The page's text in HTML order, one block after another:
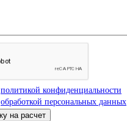
политикой конфиденциальности
обработкой персональных данных